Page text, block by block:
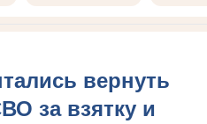
вернуть
за взятку и